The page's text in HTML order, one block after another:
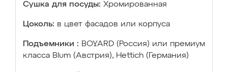
Сушка для посуды: Хромированная
Цоколь: в цвет фасадов или корпуса
Подъемники : BOYARD (Россия) или премиум
класса Blum (Австрия), Hettich (Германия)